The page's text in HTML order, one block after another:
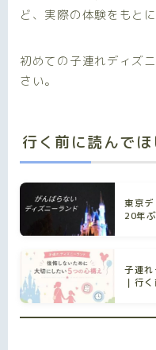
ど、実際の体験をもと
初めての子連れディズ
さい。
行く前に読んでほ
東京
20年
子連
｜行